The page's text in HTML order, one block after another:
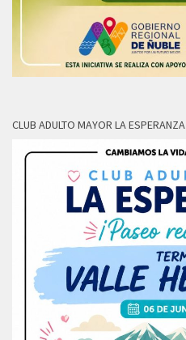
CLUB ADULTO MAYOR LA ESPERANZA